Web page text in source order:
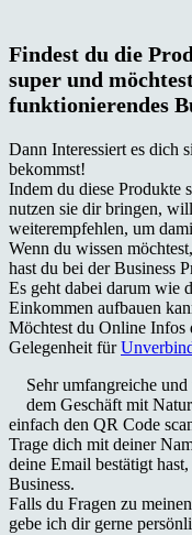
Findest du die
super und
funktionierendes
Dann Interessiert es dich
bekommst!
Indem du diese Produkte
nutzen sie dir bringen,
weiterempfehlen, um
Wenn du wissen
hast du bei der Business
Es geht dabei darum wie
Einkommen aufbauen
Möchtest du Online Infos
Gelegenheit für
Sehr umfangreiche
dem Geschäft mit
einfach den QR Code
Trage dich mit deiner
deine Email bestätigt
Business.
Falls du Fragen zu
gebe ich dir gerne